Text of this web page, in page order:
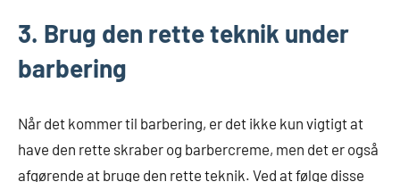
3. Brug den rette teknik under
barbering
Når det kommer til barbering, er det ikke kun vigtigt at
have den rette skraber og barbercreme, men det er også
afgørende at bruge den rette teknik. Ved at følge disse